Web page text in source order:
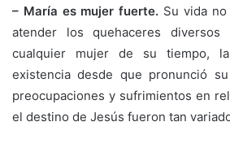
– María es mujer fuerte. Su vida
atender los quehaceres
cualquier mujer de su tiempo,
existencia desde que pronunció su
preocupaciones y sufrimientos en
el destino de Jesús fueron tan